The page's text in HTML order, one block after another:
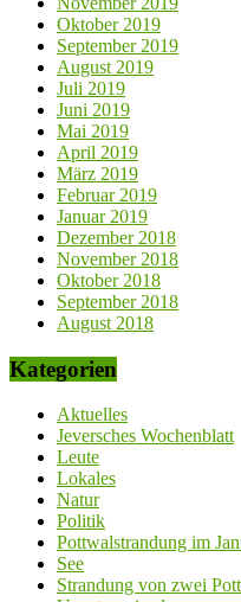
Kategorien
Aktuelles
Jeversches Wochenblatt
Leute
Lokales
Natur
Politik
Pottwalstrandung im
See
Strandung von zwei
Uncategorized
Wangerooge im TV
Meta
Anmelden
Eintrags-Feed
Kommentar-Feed
WordPress.org
Copyright © 2026
Theme:ColorMag